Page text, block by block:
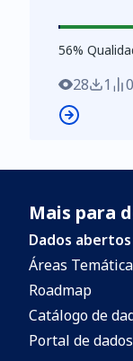
https://
56%
56%
28 1 0
Mais para
Dados abertos
Áreas
Roadmap
Catálogo de
Portal de